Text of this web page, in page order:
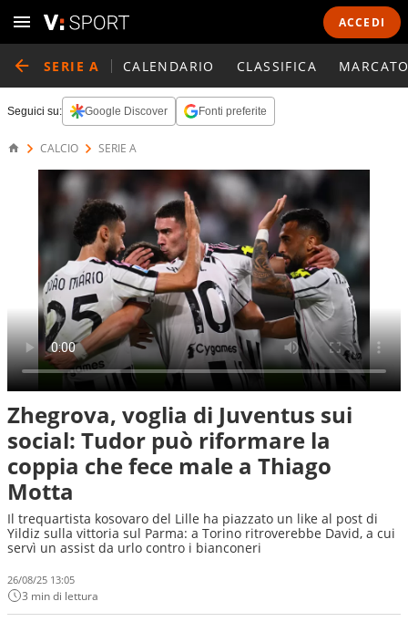
ACCEDI
SERIE A CALENDARIO CLASSIFICA
Seguici su: Google Discover Fonti preferite
CALCIO SERIE A
Zhegrova, voglia di Juventus sui
social: Tudor può riformare la
coppia che fece male a Thiago
Motta
Il trequartista kosovaro del Lille ha piazzato un like al post di
Yildiz sulla vittoria sul Parma: a Torino ritroverebbe David, a cui
servì un assist da urlo contro i bianconeri
26/08/25 13:05
3 min di lettura